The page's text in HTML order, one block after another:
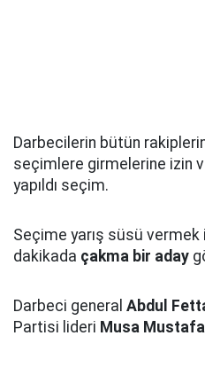
Darbecilerin bütün
seçimlere girmelerine izin
yapıldı seçim.
Seçime yarış süsü vermek
dakikada çakma bir aday
Darbeci general Abdul
Partisi lideri Musa